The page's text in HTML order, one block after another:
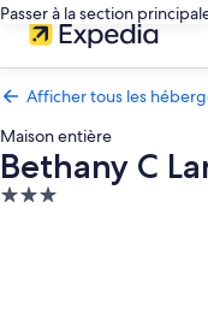
Passer à la section
Afficher tous les
Maison entière
Bethany C
Hébergement